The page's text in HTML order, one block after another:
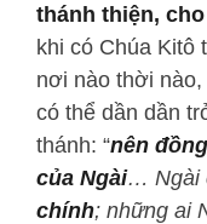
thánh thiện,
khi có Chúa Kitô
nơi nào thời
có thể dần dần
thánh: “nên
của Ngài… Ngài
chính; những ai